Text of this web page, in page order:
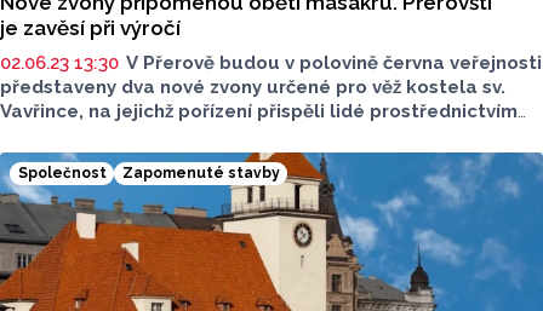
je zavěsí při výročí
02.06.23 13:30 V Přerově budou v polovině června veřejnosti
představeny dva nové zvony určené pro věž kostela sv.
Vavřince, na jejichž pořízení přispěli lidé prostřednictvím
o hmotnosti 1800 kilogramů a zvon pojmenovaný
František z Assisi o váze 400 kilogramů. Větší ze zvonů
je věnován obětem poválečného masakru na Švédských
šancích nedaleko Přerova, při kterém bylo v červnu 1945
zabito 267 lidí. Odlita na něm jsou jména zavražděných
dětí. Zvony by měly být zavěšeny v příštím roce, kdy bude
kostel slavit 500 let, řekli pořadatelé akce.
Společnost Zapomenuté stavby